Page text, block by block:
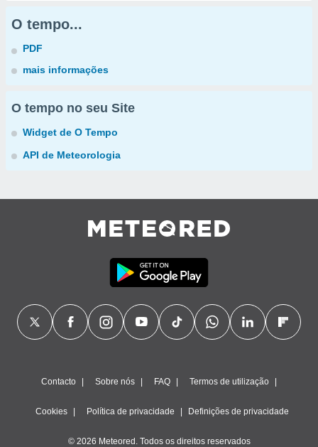
O tempo...
PDF
mais informações
O tempo no seu Site
Widget de O Tempo
API de Meteorologia
Contacto Sobre nós FAQ Termos de utilização
Cookies Política de privacidade Definições de privacidade
© 2026 Meteored. Todos os direitos reservados